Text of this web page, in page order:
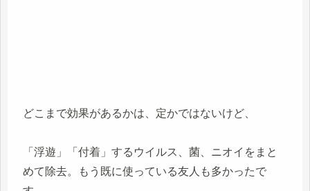
どこまで効果があるかは、定かではないけど、
「浮遊」「付着」するウイルス、菌、ニオイをまと
めて除去。もう既に使っている友人も多かったで